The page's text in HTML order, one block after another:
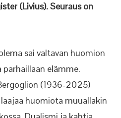
(Livius). Seuraus on
sai valtavan huomion
elämme.
(1936-2025)
huomiota muuallakin